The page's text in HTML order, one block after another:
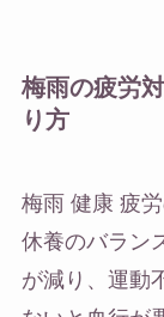
梅雨の疲労
り方
梅雨 健康 疲
休養のバラン
が減り、運動